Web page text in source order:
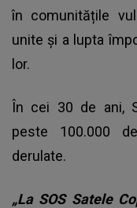
în comunitățile
unite și a lupta
lor.
În cei 30 de ani,
peste 100.000
derulate.
„La SOS Satele